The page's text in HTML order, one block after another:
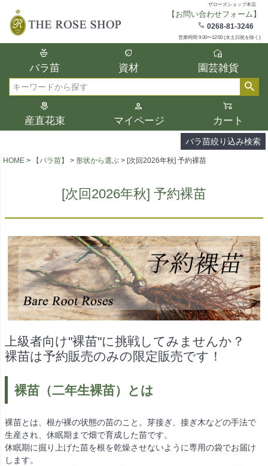
ザローズショップ本店
【お問い合わせフォーム】
0268-81-3246
営業時間 9:30〜12:00 (水土日祝を除く)
バラ苗 資材 園芸雑貨
産直花束 マイページ カート
バラ苗絞り込み検索
在庫
在庫ありのみ表示
検索
複数の条件を選択して絞り込み検索が可能
選択した項目全てに該当する品種のみ検索
結果に表示されます。
タイプ、カラー、ブランドなどは1つずつ選
択してください。
HOME 【バラ苗】 形状から選ぶ [次回2026年秋] 予約裸苗
[次回2026年秋] 予約裸苗
上級者向け"裸苗"に挑戦してみませんか？
裸苗は予約販売のみの限定販売です！
裸苗（二年生裸苗）とは
裸苗とは、根が裸の状態の苗のこと。芽接ぎ、接ぎ木などの手法で
生産され、休眠期まで畑で育成した苗です。
休眠期に掘り上げた苗を根を乾燥させないように専用の袋でお届け
します。